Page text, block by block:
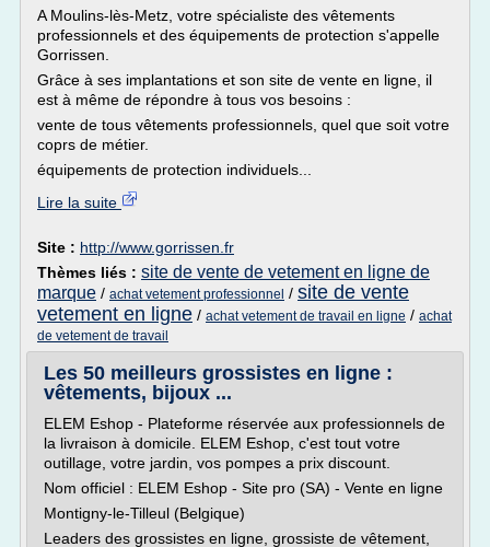
A Moulins-lès-Metz, votre spécialiste des vêtements
professionnels et des équipements de protection s'appelle
Gorrissen.
Grâce à ses implantations et son site de vente en ligne, il
est à même de répondre à tous vos besoins :
vente de tous vêtements professionnels, quel que soit votre
coprs de métier.
équipements de protection individuels...
Lire la suite
Site : http://www.gorrissen.fr
Thèmes liés : site de vente de vetement en ligne de
marque / achat vetement professionnel / site de vente
vetement en ligne / achat vetement de travail en ligne / achat
de vetement de travail
Les 50 meilleurs grossistes en ligne :
vêtements, bijoux ...
ELEM Eshop - Plateforme réservée aux professionnels de
la livraison à domicile. ELEM Eshop, c'est tout votre
outillage, votre jardin, vos pompes a prix discount.
Nom officiel : ELEM Eshop - Site pro (SA) - Vente en ligne
Montigny-le-Tilleul (Belgique)
Leaders des grossistes en ligne, grossiste de vêtement,